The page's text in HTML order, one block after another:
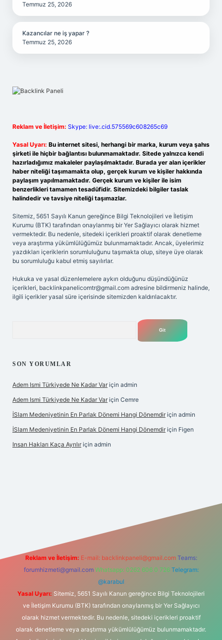
Temmuz 25, 2026
Kazancılar ne iş yapar ?
Temmuz 25, 2026
Reklam ve İletişim: Skype: live:.cid.575569c608265c69
Yasal Uyarı: Bu internet sitesi, herhangi bir marka, kurum veya şahıs
şirketi ile hiçbir bağlantısı bulunmamaktadır. Sitede yalnızca kendi
hazırladığımız makaleler paylaşılmaktadır. Burada yer alan içerikler
haber niteliği taşımamakta olup, gerçek kurum ve kişiler hakkında
paylaşım yapılmamaktadır. Gerçek kurum ve kişiler ile isim
benzerlikleri tamamen tesadüfidir. Sitemizdeki bilgiler taslak
halindedir ve tavsiye niteliği taşımazlar.
Sitemiz, 5651 Sayılı Kanun gereğince Bilgi Teknolojileri ve İletişim
Kurumu (BTK) tarafından onaylanmış bir Yer Sağlayıcı olarak hizmet
vermektedir. Bu nedenle, sitedeki içerikleri proaktif olarak denetleme
veya araştırma yükümlülüğümüz bulunmamaktadır. Ancak, üyelerimiz
yazdıkları içeriklerin sorumluluğunu taşımakta olup, siteye üye olarak
bu sorumluluğu kabul etmiş sayılırlar.
Hukuka ve yasal düzenlemelere aykırı olduğunu düşündüğünüz
içerikleri, backlinkpanelicomtr@gmail.com adresine bildirmeniz halinde,
ilgili içerikler yasal süre içerisinde sitemizden kaldırılacaktır.
SON YORUMLAR
Adem Ismi Türkiyede Ne Kadar Var için admin
Adem Ismi Türkiyede Ne Kadar Var için Cemre
İSlam Medeniyetinin En Parlak Dönemi Hangi Dönemdir için admin
İSlam Medeniyetinin En Parlak Dönemi Hangi Dönemdir için Figen
Insan Hakları Kaça Ayrılır için admin
Reklam ve İletişim: E-mail: backlinkpaneli@gmail.com Teams:
forumhizmeti@gmail.com Whatsapp: 0262 606 0 726 Telegram:
@karabul
Yasal Uyarı: Sitemiz, 5651 Sayılı Kanun gereğince Bilgi Teknolojileri
ve İletişim Kurumu (BTK) tarafından onaylanmış bir Yer Sağlayıcı
olarak hizmet vermektedir. Bu nedenle, sitedeki içerikleri proaktif
olarak denetleme veya araştırma yükümlülüğümüz bulunmamaktadır.